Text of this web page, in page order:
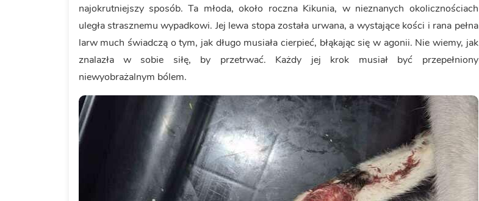
najokrutniejszy sposób. Ta młoda, około roczna Kikunia, w nieznanych okolicznościach
uległa strasznemu wypadkowi. Jej lewa stopa została urwana, a wystające kości i rana pełna
larw much świadczą o tym, jak długo musiała cierpieć, błąkając się w agonii. Nie wiemy, jak
znalazła w sobie siłę, by przetrwać. Każdy jej krok musiał być przepełniony
niewyobrażalnym bólem.